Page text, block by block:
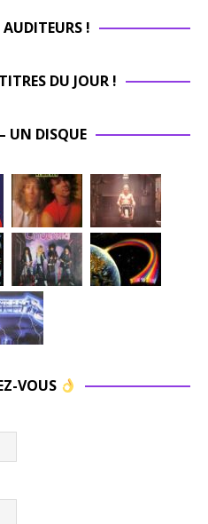
!
DU JOUR !
UN DISQUE
VOUS